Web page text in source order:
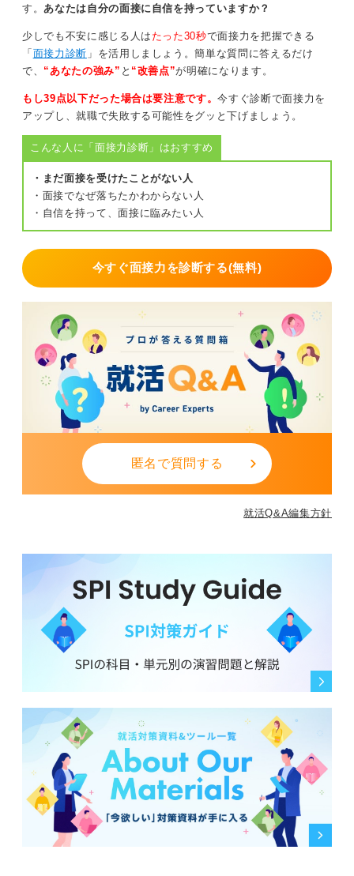
ましたが、まだのようなのでいつ頃結果をいただけるか
す。あなたは自分の面接に自信を持っていますか？
少しでも不安に感じる人は たった30秒で面接力を把握できる
「 面接力診断 」を活用しましょう。簡単な質問に答えるだけ
で、 “あなたの強み” と “改善点”が明確になります。
もし39点以下だった場合は要注意です。今すぐ診断で面接力を
アップし、就職で失敗する可能性をグッと下げましょう。
こんな人に「面接力診断」はおすすめ
・まだ面接を受けたことがない人
・面接でなぜ落ちたかわからない人
・自信を持って、面接に臨みたい人
今すぐ面接力を診断する(無料)
匿名で質問する
就活Q&A編集方針